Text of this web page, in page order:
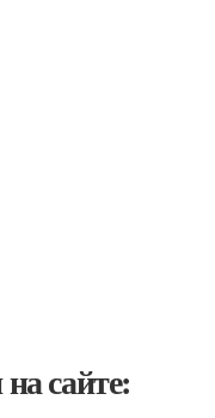
сайте: